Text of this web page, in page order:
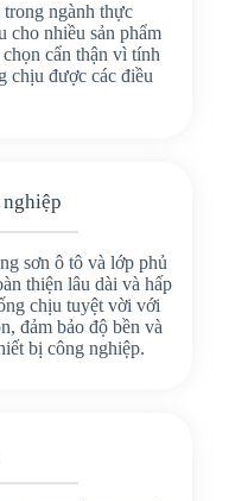
ngành thực
cho nhiều sản phẩm
cẩn thận vì tính
chịu được các điều
sơn ô tô và lớp phủ
thiện lâu dài và hấp
chịu tuyệt vời với
đảm bảo độ bền và
bị công nghiệp.